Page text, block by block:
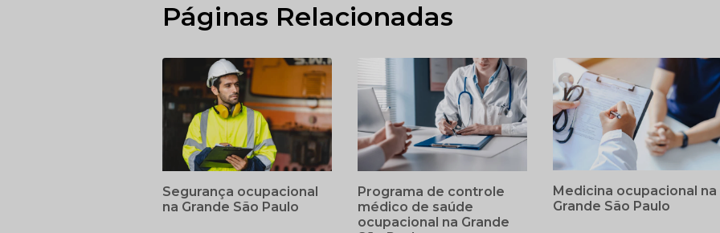
Páginas Relacionadas
Segurança ocupacional
na Grande São Paulo
Programa de controle
médico de saúde
ocupacional na Grande
Medicina ocupacional na
Grande São Paulo